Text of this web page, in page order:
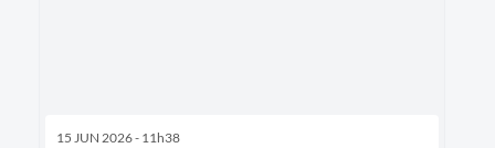
15 JUN 2026 - 11h38